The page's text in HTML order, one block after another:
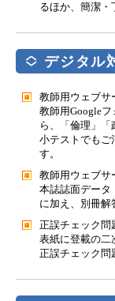
るほか、簡潔・
デジタル
教師用ウェブサ
教師用Google
ら、「倫理」
小テストでもご
す。
教師用ウェブサ
本誌誌面データ
に加え、別冊解
正誤チェック問
表紙に登載の二
正誤チェック問